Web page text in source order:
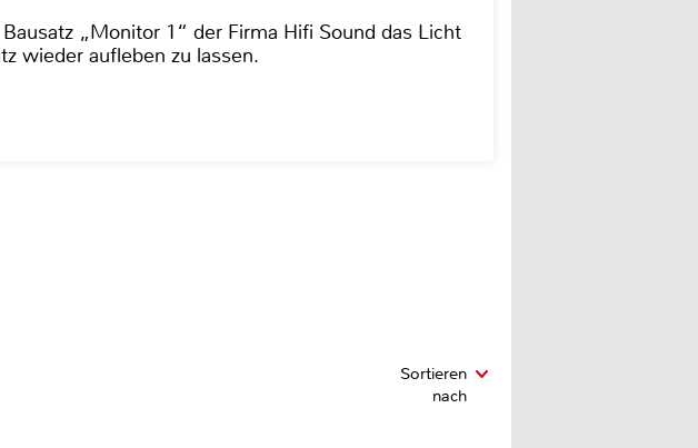
„Monitor 1“ der Firma Hifi Sound das Licht
wieder aufleben zu lassen.
Sortieren
nach